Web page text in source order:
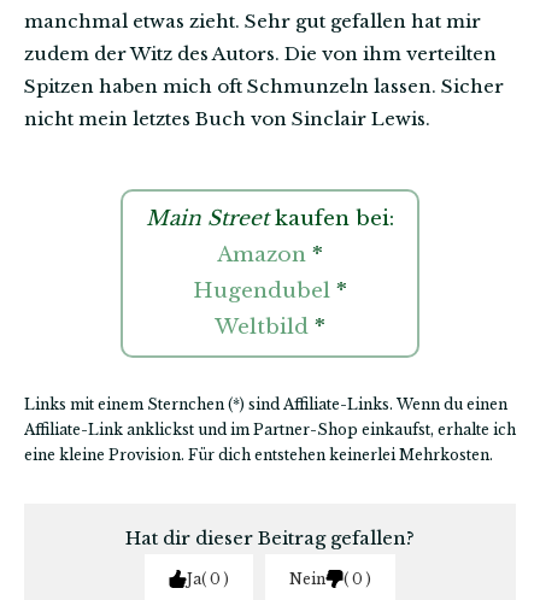
manchmal etwas zieht. Sehr gut gefallen hat mir
zudem der Witz des Autors. Die von ihm verteilten
Spitzen haben mich oft Schmunzeln lassen. Sicher
nicht mein letztes Buch von Sinclair Lewis.
Main Streetkaufen bei:
Amazon *
Hugendubel *
Weltbild *
Links mit einem Sternchen (*) sind Affiliate-Links. Wenn du einen
Affiliate-Link anklickst und im Partner-Shop einkaufst, erhalte ich
eine kleine Provision. Für dich entstehen keinerlei Mehrkosten.
Hat dir dieser Beitrag gefallen?
Ja 0 Nein 0